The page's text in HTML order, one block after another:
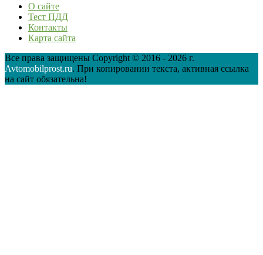
О сайте
Тест ПДД
Контакты
Карта сайта
Все права защищены Copyright © 2016 - 2026 г.
Avtomobilprost.ru. При копировании текста, активная ссылка
на сайт обязательна!